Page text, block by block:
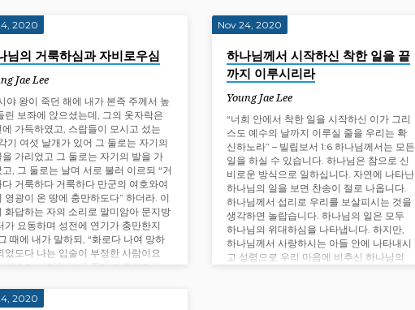
2020
님의 거룩하심과 자비로우심
Jae Lee
야 왕이 죽던 해에 내가 본즉 주께서 높
린 보좌에 앉으셨는데, 그의 옷자락은
에 가득하였고, 스랍들이 모시고 섰는
기 여섯 날개가 있어 그 둘로는 자기의
을 가리었고 그 둘로는 자기의 발을 가
고, 그 둘로는 날며 서로 불러 이르되 “거
다 거룩하다 거룩하다 만군의 여호와여
영광이 온 땅에 충만하도다” 하더라. 이
화답하는 자의 소리로 말미암아 문지방
가 요동하며 성전에 연기가 충만한지
때에 내가 말하되, “화로다 나여 망하
었도다 나는 입술이 부정한 사람이요
입술이 부정한 백성 중에 거주하면서
Nov 24, 2020
하나님께서 시작하신 착한 일을 끝
까지 이루시리라
Young Jae Lee
“​​​너희 안에서 착한 일을 시작하신 이가 그리
스도 예수의 날까지 이루실 줄을 우리는 확
신하노라” – 빌립보서 1:6 하나님께서는 모든
일을 하실 수 있습니다. 하나님은 참으로 신
비로운 방식으로 일하십니다. 자연에 나타난
하나님의 일을 보면 찬송이 절로 나옵니다.
하나님께서 섭리로 우리를 보살피시는 것을
생각하면 놀랍습니다. 하나님의 일은 모두
하나님의 위대하심을 나타냅니다. 하지만,
하나님께서 사랑하시는 아들 안에 나타내시
고 성령으로 우리 마음에 비추신 하나님의
2020